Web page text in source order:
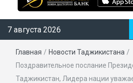
7 августа 2026
Главная / Новости Таджикистана /
Поздравительное послание
Таджикистан, Лидера нации